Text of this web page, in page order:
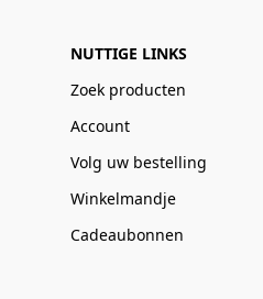
NUTTIGE LINKS
Zoek producten
Account
Volg uw bestelling
Winkelmandje
Cadeaubonnen